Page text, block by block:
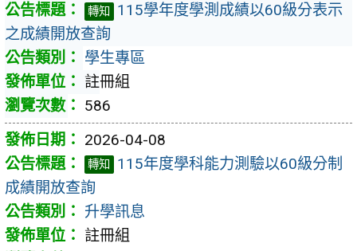
轉知
115學年度學測成績以60級分表示
之成績開放查詢
學生專區
註冊組
586
2026-04-08
轉知
115年度學科能力測驗以60級分制
成績開放查詢
升學訊息
註冊組